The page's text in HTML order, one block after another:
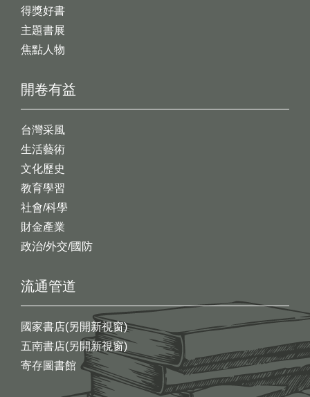
開卷有益
台灣采風
生活藝術
文化歷史
教育學習
社會/科學
財金產業
政治/外交/國防
得獎好書
主題書展
焦點人物
流通管道
國家書店(另開新視窗)
五南書店(另開新視窗)
寄存圖書館